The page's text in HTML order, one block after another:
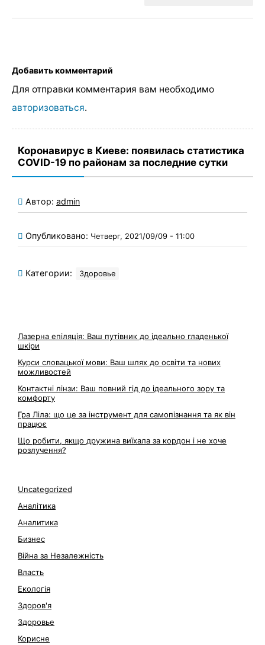
Добавить комментарий
Для отправки комментария вам необходимо
авторизоваться.
Коронавирус в Киеве: появилась статистика
COVID-19 по районам за последние сутки
Автор: admin
Опубликовано: Четверг, 2021/09/09 - 11:00
Категории: Здоровье
Лазерна епіляція: Ваш путівник до ідеально гладенької
шкіри
Курси словацької мови: Ваш шлях до освіти та нових
можливостей
Контактні лінзи: Ваш повний гід до ідеального зору та
комфорту
Гра Ліла: що це за інструмент для самопізнання та як він
працює
Що робити, якщо дружина виїхала за кордон і не хоче
розлучення?
Uncategorized
Аналітика
Аналитика
Бизнес
Війна за Незалежність
Власть
Екологія
Здоров'я
Здоровье
Корисне